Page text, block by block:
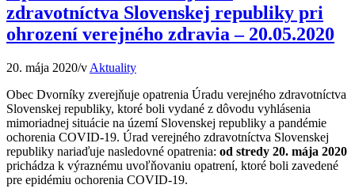
zdravotníctva Slovenskej republiky pri
ohrození verejného zdravia – 20.05.2020
20. mája 2020/v Aktuality
Obec Dvorníky zverejňuje opatrenia Úradu verejného zdravotníctva
Slovenskej republiky, ktoré boli vydané z dôvodu vyhlásenia
mimoriadnej situácie na území Slovenskej republiky a pandémie
ochorenia COVID-19. Úrad verejného zdravotníctva Slovenskej
republiky nariaďuje nasledovné opatrenia: od stredy 20. mája 2020
prichádza k výraznému uvoľňovaniu opatrení, ktoré boli zavedené
pre epidémiu ochorenia COVID-19.